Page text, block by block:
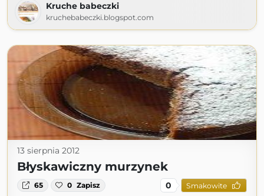
Kruche babeczki
kruchebabeczki.blogspot.com
13 sierpnia 2012
Błyskawiczny murzynek
65 0 Zapisz 0 Smakowite